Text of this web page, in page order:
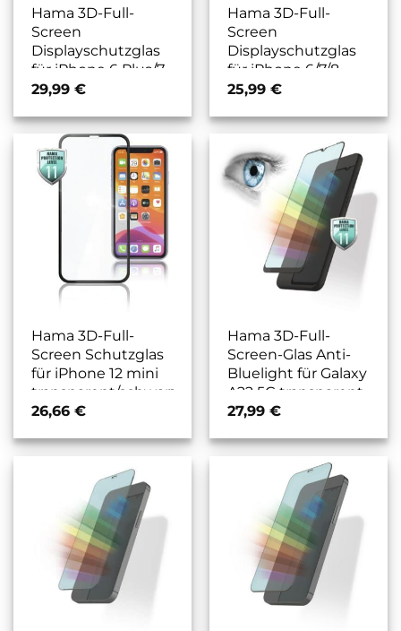
Hama 3D-Full-
Screen
Displayschutzglas
für iPhone 6 Plus/7
Plus/8 Plus
29,99 €
Hama 3D-Full-
Screen
Displayschutzglas
für iPhone 6/7/8
transparent
25,99 €
Hama 3D-Full-
Screen Schutzglas
für iPhone 12 mini
transparent/schwarz
26,66 €
Hama 3D-Full-
Screen-Glas Anti-
Bluelight für Galaxy
A22 5G transparent
27,99 €